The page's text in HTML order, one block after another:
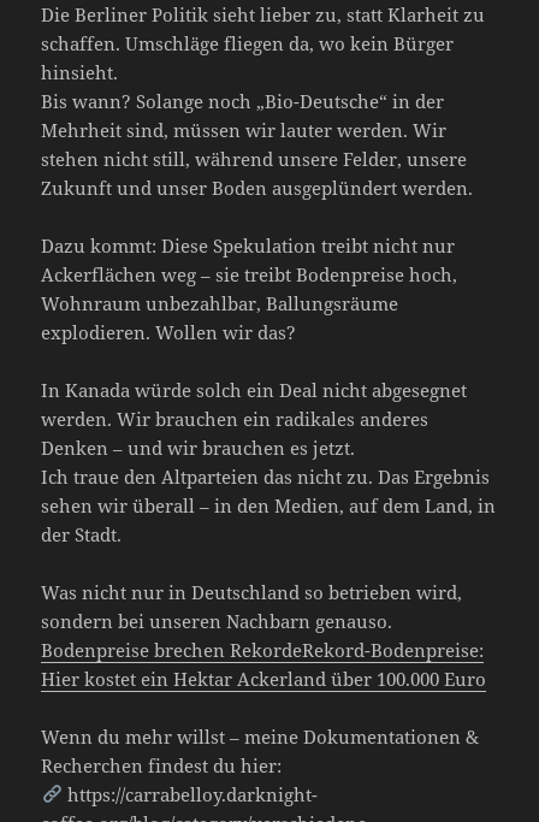
Die Berliner Politik sieht lieber zu, statt Klarheit zu
schaffen. Umschläge fliegen da, wo kein Bürger
hinsieht.
Bis wann? Solange noch „Bio-Deutsche“ in der
Mehrheit sind, müssen wir lauter werden. Wir
stehen nicht still, während unsere Felder, unsere
Zukunft und unser Boden ausgeplündert werden.
Dazu kommt: Diese Spekulation treibt nicht nur
Ackerflächen weg – sie treibt Bodenpreise hoch,
Wohnraum unbezahlbar, Ballungsräume
explodieren. Wollen wir das?
In Kanada würde solch ein Deal nicht abgesegnet
werden. Wir brauchen ein radikales anderes
Denken – und wir brauchen es jetzt.
Ich traue den Altparteien das nicht zu. Das Ergebnis
sehen wir überall – in den Medien, auf dem Land, in
der Stadt.
Was nicht nur in Deutschland so betrieben wird,
sondern bei unseren Nachbarn genauso.
Bodenpreise brechen RekordeRekord-Bodenpreise:
Hier kostet ein Hektar Ackerland über 100.000 Euro
Wenn du mehr willst – meine Dokumentationen &
Recherchen findest du hier:
https://carrabelloy.darknight-